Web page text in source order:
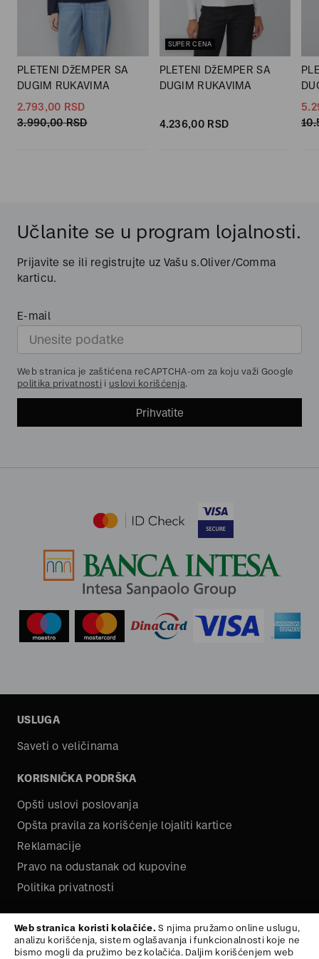
PLETENI DžEMPER SA
DUGIM RUKAVIMA
2.793,00 RSD
3.990,00 RSD
SUPER CENA
PLETENI DžEMPER SA
DUGIM RUKAVIMA
4.236,00 RSD
Učlanite se u program lojalnosti.
Prijavite se ili registrujte uz Vašu s.Oliver/Comma
karticu.
E-mail
Web stranica je zaštićena reCAPTCHA-om za koju važi Google
politika privatnosti i uslovi korišćenja.
Prihvatite
USLUGA
Saveti o veličinama
KORISNIČKA PODRŠKA
Opšti uslovi poslovanja
Opšta pravila za korišćenje lojaliti kartice
Reklamacije
Pravo na odustanak od kupovine
Politika privatnosti
Kariera
Web stranica koristi kolačiće. S njima pružamo online uslugu,
analizu korišćenja, sistem oglašavanja i funkcionalnosti koje ne
bismo mogli da pružimo bez kolačića. Daljim korišćenjem web